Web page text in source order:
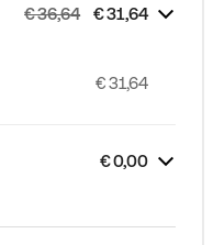
€ 36,64
€ 31,64
€ 31,64
€ 0,00